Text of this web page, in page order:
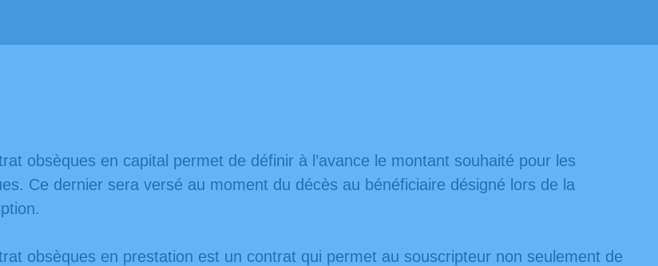
obsèques en capital permet de définir à l’avance le montant souhaité pour les
Ce dernier sera versé au moment du décès au bénéficiaire désigné lors de la
obsèques en prestation est un contrat qui permet au souscripteur non seulement de